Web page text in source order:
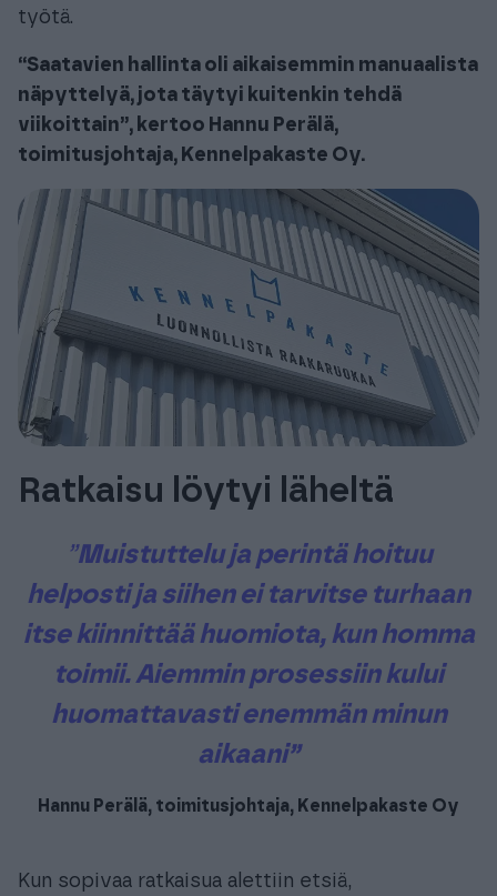
työtä.
“Saatavien hallinta oli aikaisemmin manuaalista
näpyttelyä, jota täytyi kuitenkin tehdä
viikoittain”, kertoo Hannu Perälä,
toimitusjohtaja, Kennelpakaste Oy.
Ratkaisu löytyi läheltä
”Muistuttelu ja perintä hoituu
helposti ja siihen ei tarvitse turhaan
itse kiinnittää huomiota, kun homma
toimii. Aiemmin prosessiin kului
huomattavasti enemmän minun
aikaani”
Hannu Perälä, toimitusjohtaja, Kennelpakaste Oy
Kun sopivaa ratkaisua alettiin etsiä,